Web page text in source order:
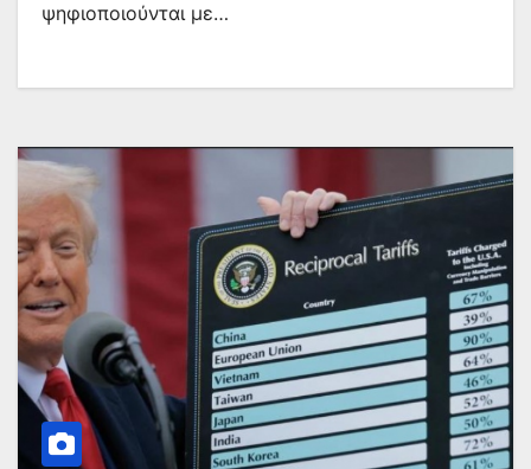
ψηφιοποιούνται με…